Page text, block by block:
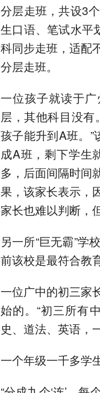
分层走班，共设3
生口语、笔试水平
科同步走班，适配
分层走班。
一位孩子就读于
层，其他科目没
孩子能升到A班。
成A班，剩下学生
多，后面间隔时间
果，该家长表示，
家长也难以判断，
另一所“巨无霸”
前该校是最符合教
一位广中的初三家
始的。“初三所有
史、道法、英语，
一个年级一千多学